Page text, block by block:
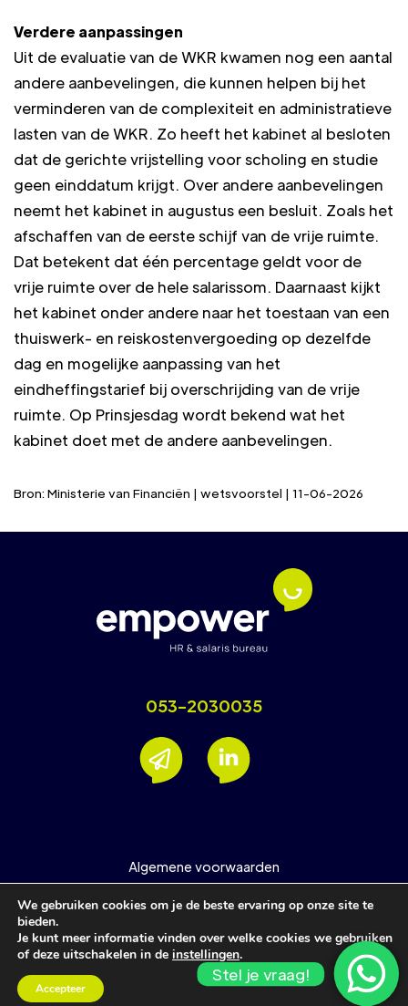
Verdere aanpassingen
Uit de evaluatie van de WKR kwamen nog een aantal
andere aanbevelingen, die kunnen helpen bij het
verminderen van de complexiteit en administratieve
lasten van de WKR. Zo heeft het kabinet al besloten
dat de gerichte vrijstelling voor scholing en studie
geen einddatum krijgt. Over andere aanbevelingen
neemt het kabinet in augustus een besluit. Zoals het
afschaffen van de eerste schijf van de vrije ruimte.
Dat betekent dat één percentage geldt voor de
vrije ruimte over de hele salarissom. Daarnaast kijkt
het kabinet onder andere naar het toestaan van een
thuiswerk- en reiskostenvergoeding op dezelfde
dag en mogelijke aanpassing van het
eindheffingstarief bij overschrijding van de vrije
ruimte. Op Prinsjesdag wordt bekend wat het
kabinet doet met de andere aanbevelingen.
Bron: Ministerie van Financiën | wetsvoorstel | 11-06-2026
053-2030035
Algemene voorwaarden
Privacyverklaring
Support
© Empower HR & Salarisbureau
We gebruiken cookies om je de beste ervaring op onze site te
bieden.
Je kunt meer informatie vinden over welke cookies we gebruiken
of deze uitschakelen in de instellingen.
Accepteer
Stel je vraag!